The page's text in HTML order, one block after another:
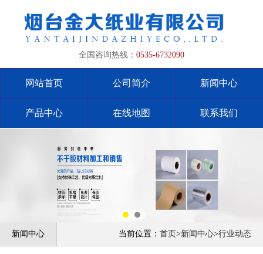
全国咨询热线： 0535-6732090
网站首页 公司简介 新闻中心
产品中心 在线地图 联系我们
新闻中心 当前位置： 首页>新闻中心>行业动态